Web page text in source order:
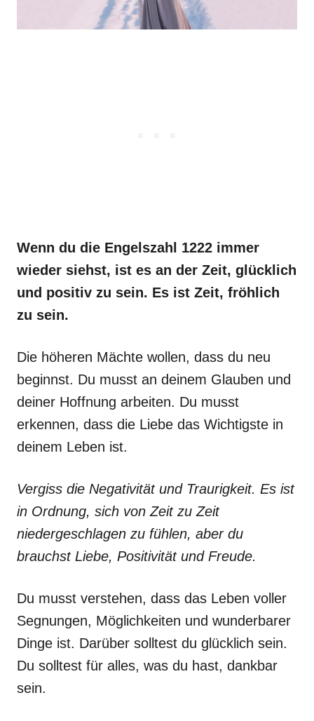
Wenn du die Engelszahl 1222 immer
wieder siehst, ist es an der Zeit, glücklich
und positiv zu sein. Es ist Zeit, fröhlich
zu sein.
Die höheren Mächte wollen, dass du neu
beginnst. Du musst an deinem Glauben und
deiner Hoffnung arbeiten. Du musst
erkennen, dass die Liebe das Wichtigste in
deinem Leben ist.
Vergiss die Negativität und Traurigkeit. Es ist
in Ordnung, sich von Zeit zu Zeit
niedergeschlagen zu fühlen, aber du
brauchst Liebe, Positivität und Freude.
Du musst verstehen, dass das Leben voller
Segnungen, Möglichkeiten und wunderbarer
Dinge ist. Darüber solltest du glücklich sein.
Du solltest für alles, was du hast, dankbar
sein.